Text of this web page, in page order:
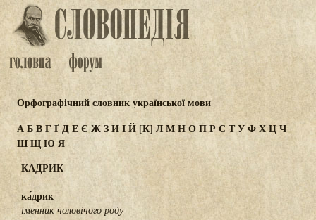
Орфографічний словник української мови
АБВГҐДЕЄ ЖЗИІЙ [К] ЛМНОПР СТУФХЦЧ
ШЩЮЯ
КАДРИК
ка́дрик
іменник чоловічого роду